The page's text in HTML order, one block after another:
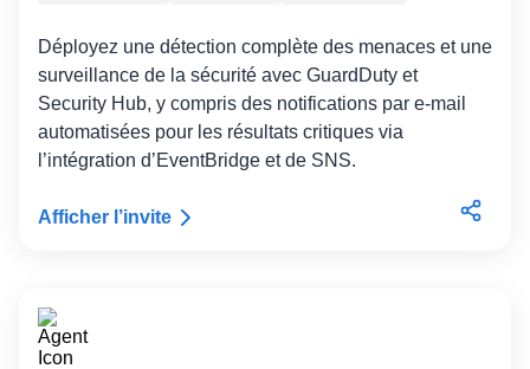
Déployez une détection complète des menaces et une
surveillance de la sécurité avec GuardDuty et
Security Hub, y compris des notifications par e-mail
automatisées pour les résultats critiques via
l’intégration d’EventBridge et de SNS.
Afficher l’invite